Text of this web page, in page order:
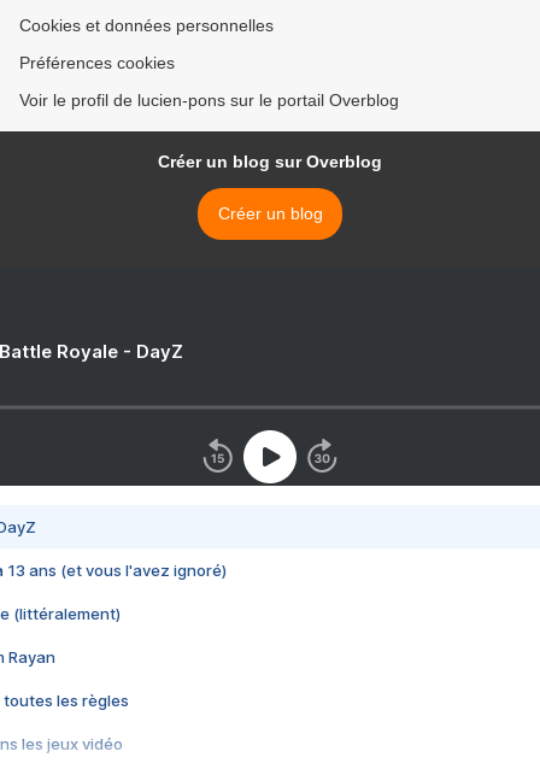
Cookies et données personnelles
Préférences cookies
Voir le profil de lucien-pons sur le portail Overblog
Créer un blog sur Overblog
Créer un blog
Royale - DayZ
13 ans (et vous l'avez ignoré)
(littéralement)
Rayan
toutes les règles
les jeux vidéo